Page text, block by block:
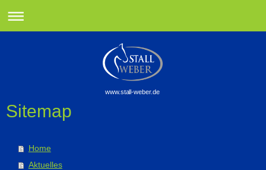
www.stall-weber.de
Sitemap
Home
Aktuelles